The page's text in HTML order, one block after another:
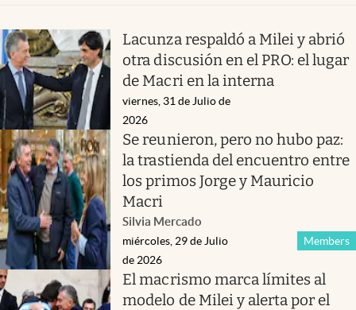
Lacunza respaldó a Milei y abrió
otra discusión en el PRO: el lugar
de Macri en la interna
viernes, 31 de Julio de
2026
Se reunieron, pero no hubo paz:
la trastienda del encuentro entre
los primos Jorge y Mauricio
Macri
Silvia Mercado
Members
miércoles, 29 de Julio
de 2026
El macrismo marca límites al
modelo de Milei y alerta por el